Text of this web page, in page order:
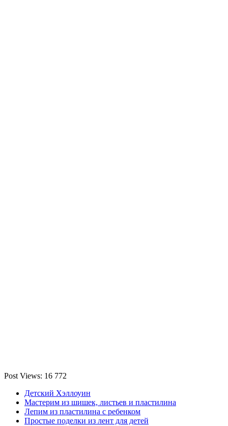
Post Views: 16 772
Детский Хэллоуин
Мастерим из шишек, листьев и пластилина
Лепим из пластилина с ребенком
Простые поделки из лент для детей